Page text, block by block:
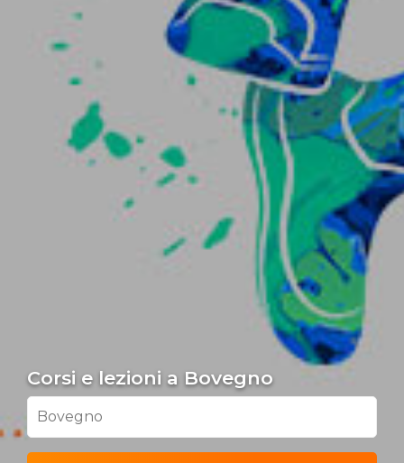
Corsi e lezioni a Bovegno
Bovegno